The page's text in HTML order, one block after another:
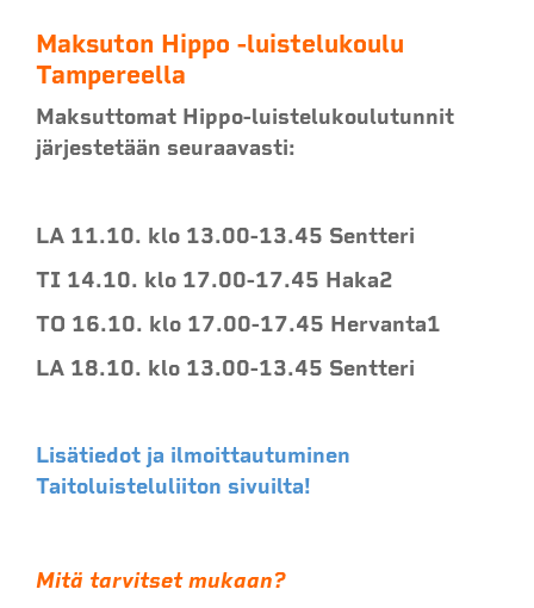
Maksuton Hippo -luistelukoulu
Tampereella
Maksuttomat Hippo-luistelukoulutunnit
järjestetään seuraavasti:
LA 11.10. klo 13.00-13.45 Sentteri
TI 14.10. klo 17.00-17.45 Haka2
TO 16.10. klo 17.00-17.45 Hervanta1
LA 18.10. klo 13.00-13.45 Sentteri
Lisätiedot ja ilmoittautuminen
Taitoluisteluliiton sivuilta!
Mitä tarvitset mukaan?